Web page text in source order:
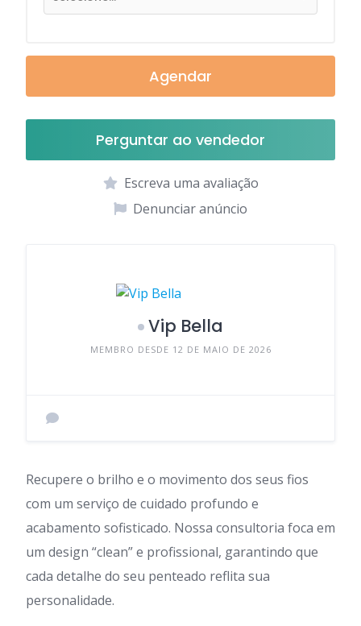
Agendar
Perguntar ao vendedor
Escreva uma avaliação
Denunciar anúncio
Vip Bella
MEMBRO DESDE 12 DE MAIO DE 2026
Recupere o brilho e o movimento dos seus fios
com um serviço de cuidado profundo e
acabamento sofisticado. Nossa consultoria foca em
um design “clean” e profissional, garantindo que
cada detalhe do seu penteado reflita sua
personalidade.